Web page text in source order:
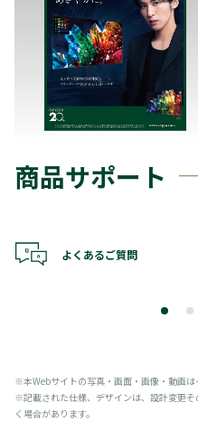
商品サポート
よくあるご質問
※本Webサイトの写真・画面・画像・動画は
※記載された仕様、デザインは、設計変更
く場合があります。